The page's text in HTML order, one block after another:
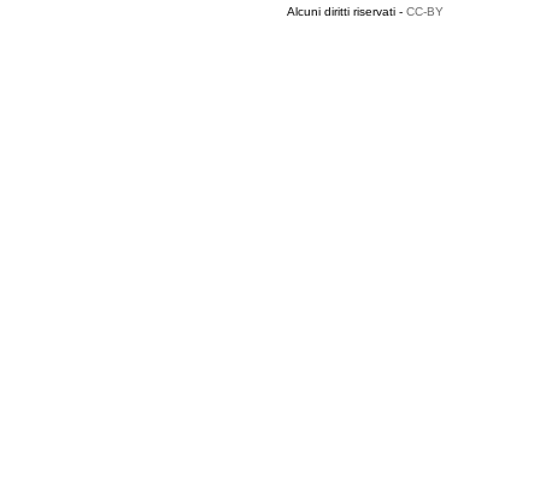
Alcuni diritti riservati - CC-BY